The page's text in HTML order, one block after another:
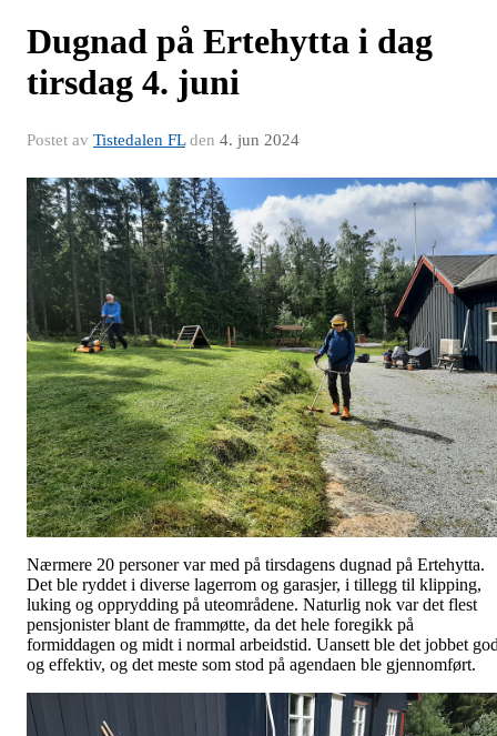
Dugnad på Ertehytta i dag
tirsdag 4. juni
Postet av Tistedalen FLden 4. jun 2024
Nærmere 20 personer var med på tirsdagens dugnad på Ertehytta.
Det ble ryddet i diverse lagerrom og garasjer, i tillegg til klipping,
luking og opprydding på uteområdene. Naturlig nok var det flest
pensjonister blant de frammøtte, da det hele foregikk på
formiddagen og midt i normal arbeidstid. Uansett ble det jobbet
og effektiv, og det meste som stod på agendaen ble gjennomført.